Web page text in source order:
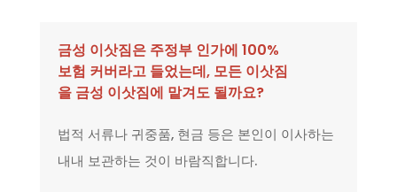
금성 이삿짐은 주정부 인가에 100%
보험 커버라고 들었는데, 모든 이삿짐
을 금성 이삿짐에 맡겨도 될까요?
법적 서류나 귀중품, 현금 등은 본인이 이사하는
내내 보관하는 것이 바람직합니다.